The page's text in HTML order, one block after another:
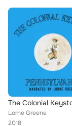
Lorne Greene
2018